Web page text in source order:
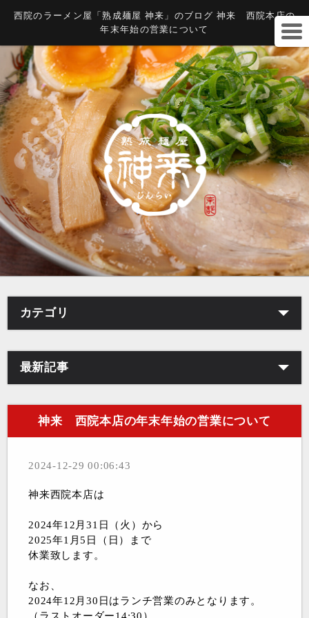
西院のラーメン屋「熟成麺屋 神来」のブログ 神来 西院本店の
年末年始の営業について
カテゴリ
最新記事
神来 西院本店の年末年始の営業について
2024-12-29 00:06:43
神来西院本店は
2024年12月31日（火）から
2025年1月5日（日）まで
休業致します。
なお、
2024年12月30日はランチ営業のみとなります。